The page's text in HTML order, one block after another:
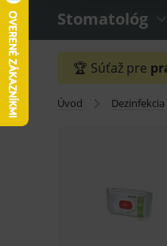
Stomatológ
🏆 Súťaž pre
Úvod Dezinfekcia